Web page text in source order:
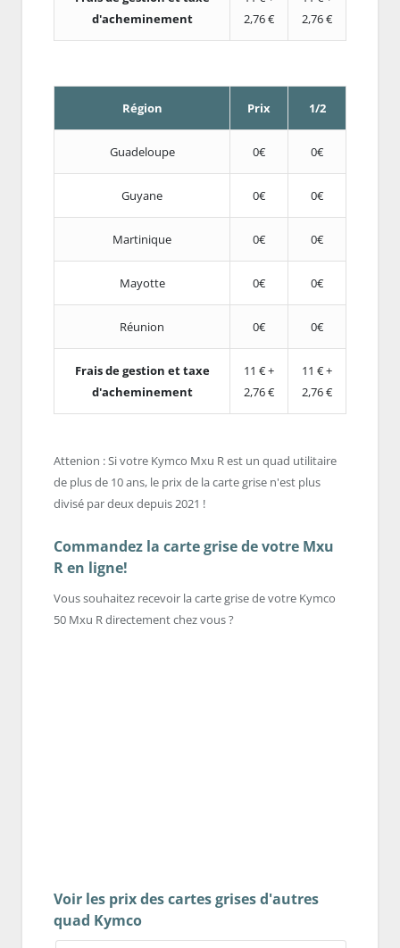
d'acheminement
2,76 €
2,76 €
Région Prix 1/2
Guadeloupe 0€ 0€
Guyane 0€ 0€
Martinique 0€ 0€
Mayotte 0€ 0€
Réunion 0€ 0€
Frais de gestion et taxe
d'acheminement
11 € +
2,76 €
11 € +
2,76 €
Attenion : Si votre Kymco Mxu R est un quad utilitaire
de plus de 10 ans, le prix de la carte grise n'est plus
divisé par deux depuis 2021 !
Commandez la carte grise de votre Mxu
R en ligne!
Vous souhaitez recevoir la carte grise de votre Kymco
50 Mxu R directement chez vous ?
Voir les prix des cartes grises d'autres
quad Kymco